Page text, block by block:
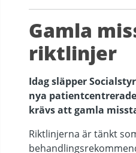
Gamla
riktlinjer
Idag släpper
nya
krävs att gamla
Riktlinjerna är tänkt